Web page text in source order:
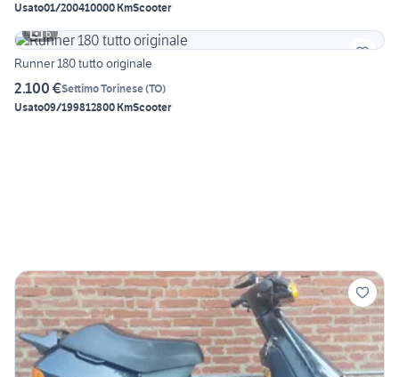
Usato01/200410000 KmScooter
6
Runner 180 tutto originale
2.100 €Settimo Torinese(TO)
Usato09/199812800 KmScooter